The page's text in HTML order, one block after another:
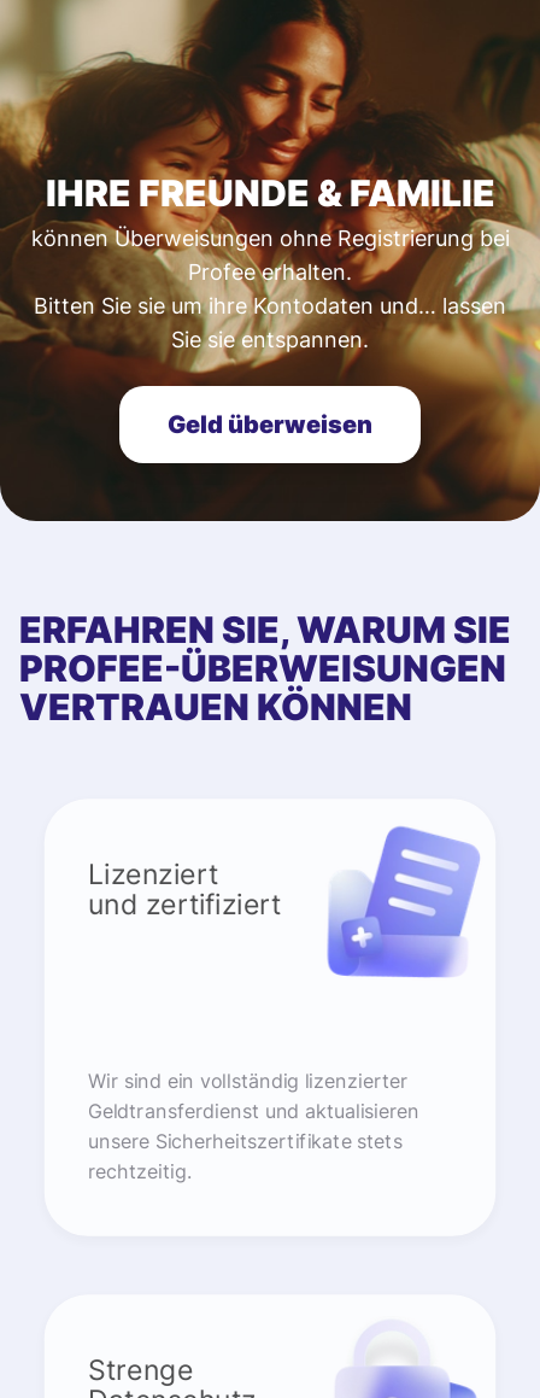
IHRE FREUNDE & FAMILIE
können Überweisungen ohne Registrierung bei
Profee erhalten.
Bitten Sie sie um ihre Kontodaten und… lassen
Sie sie entspannen.
Geld überweisen
ERFAHREN SIE, WARUM SIE
PROFEE-ÜBERWEISUNGEN
VERTRAUEN KÖNNEN
Lizenziert
und zertifiziert
Wir sind ein vollständig lizenzierter
Geldtransferdienst und aktualisieren
unsere Sicherheitszertifikate stets
rechtzeitig.
Strenge